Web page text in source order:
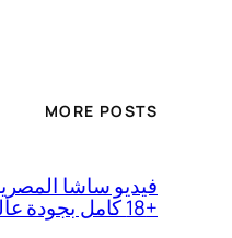
MORE POSTS
فيديو ساشا
+18 كامل بجودة عالية